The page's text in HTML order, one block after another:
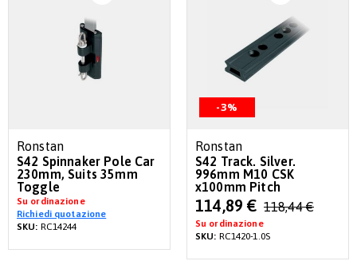
Ronstan
S42 Spinnaker Pole Car
230mm, Suits 35mm
Toggle
Su ordinazione
Richiedi quotazione
SKU: RC14244
-3%
Ronstan
S42 Track. Silver.
996mm M10 CSK
x100mm Pitch
Special
Price
114,89 € 118,44 €
Su ordinazione
SKU: RC1420-1.0S